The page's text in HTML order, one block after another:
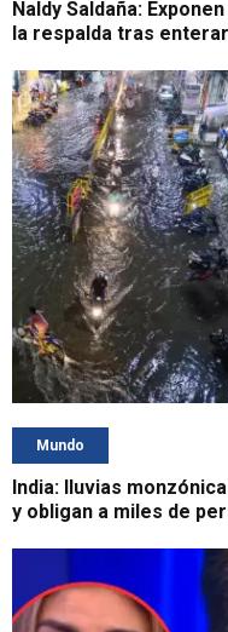
Naldy Saldaña:
la respalda tras
Mundo
India: lluvias
y obligan a miles de